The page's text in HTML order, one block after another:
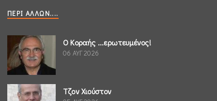
ΠΕΡΊ ΆΛΛΩΝ....
Ο Κοραής ...ερωτευμένος!
06 ΑΥΓ 2026
Τζον Χιούστον